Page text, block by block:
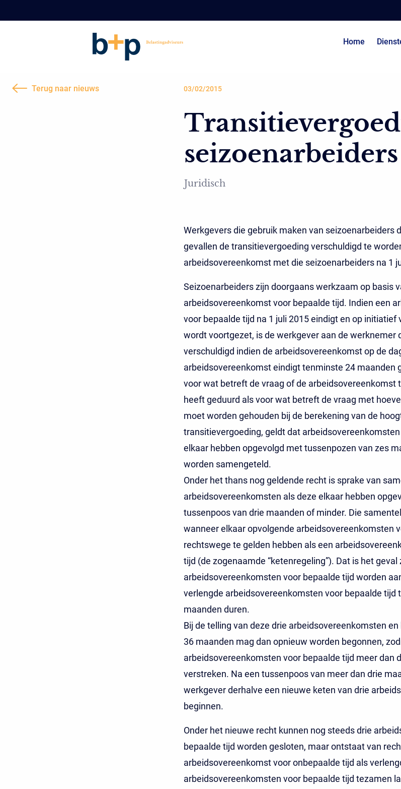
Home
Terug naar nieuws 03/02/2015
seizoenarbeiders
Juridisch
Werkgevers die gebruik maken van seizoenarbeiders
gevallen de transitievergoeding verschuldigd te
arbeidsovereenkomst met die seizoenarbeiders na 1
Seizoenarbeiders zijn doorgaans werkzaam op basis
arbeidsovereenkomst voor bepaalde tijd. Indien een
voor bepaalde tijd na 1 juli 2015 eindigt en op initiatief
wordt voortgezet, is de werkgever aan de werknemer
verschuldigd indien de arbeidsovereenkomst op de
arbeidsovereenkomst eindigt tenminste 24 maanden
voor wat betreft de vraag of de arbeidsovereenkomst
heeft geduurd als voor wat betreft de vraag met
moet worden gehouden bij de berekening van de
transitievergoeding, geldt dat
elkaar hebben opgevolgd met tussenpozen van zes
worden samengeteld.
Onder het thans nog geldende recht is sprake van
arbeidsovereenkomsten als deze elkaar hebben
tussenpoos van drie maanden of minder. Die
wanneer elkaar opvolgende arbeidsovereenkomsten
rechtswege te gelden hebben als een
tijd (de zogenaamde “ketenregeling”). Dat is het
arbeidsovereenkomsten voor bepaalde tijd worden
verlengde arbeidsovereenkomsten voor bepaalde tijd
maanden duren.
Bij de telling van deze drie arbeidsovereenkomsten
36 maanden mag dan opnieuw worden begonnen,
arbeidsovereenkomsten voor bepaalde tijd meer dan
verstreken. Na een tussenpoos van meer dan drie
werkgever derhalve een nieuwe keten van drie
beginnen.
Onder het nieuwe recht kunnen nog steeds drie
bepaalde tijd worden gesloten, maar ontstaat van
arbeidsovereenkomst voor onbepaalde tijd als
arbeidsovereenkomsten voor bepaalde tijd tezamen